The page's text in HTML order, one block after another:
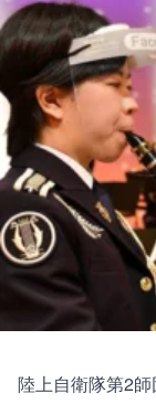
陸上自衛隊第2